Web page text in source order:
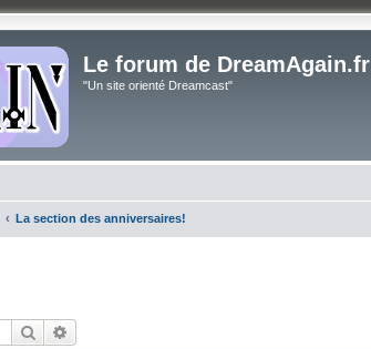
Le forum de DreamAgain.fr
"Un site orienté Dreamcast"
La section des anniversaires!
Rechercher